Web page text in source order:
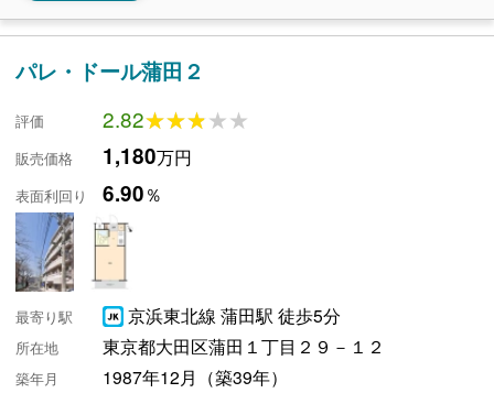
パレ・ドール蒲田２
評価 2.82★★★★★
★★★★★
販売価格 1,180万円
表面利回り 6.90％
最寄り駅 京浜東北線 蒲田駅 徒歩5分
所在地 東京都大田区蒲田１丁目２９－１２
築年月 1987年12月（築39年）